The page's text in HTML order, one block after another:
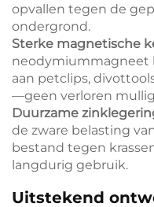
opvallen tegen de
ondergrond.
Sterke magnetische
neodymiummagneet
aan petclips,
—geen verloren
Duurzame
de zware belasting
bestand tegen
langdurig gebruik.
Uitstekend